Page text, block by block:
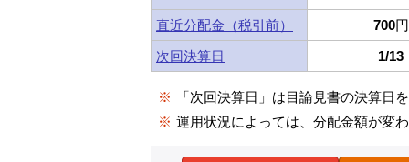
直近分配金（税引前） 700円
次回決算日
1/13
※
「次回決算日」は目論見書の決算日
※ 運用状況によっては、分配金額が変